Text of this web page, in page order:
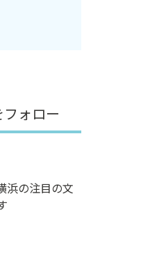
ォロー
浜の注目の文